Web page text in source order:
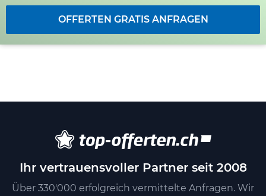
OFFERTEN GRATIS ANFRAGEN
Ihr vertrauensvoller Partner seit 2008
Über 330'000 erfolgreich vermittelte Anfragen. Wir